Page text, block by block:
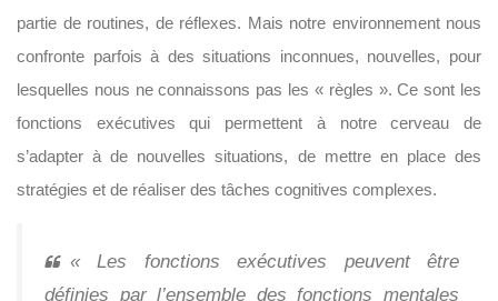
partie de routines, de réflexes. Mais notre environnement nous
confronte parfois à des situations inconnues, nouvelles, pour
lesquelles nous ne connaissons pas les « règles ». Ce sont les
fonctions exécutives qui permettent à notre cerveau de
s’adapter à de nouvelles situations, de mettre en place des
stratégies et de réaliser des tâches cognitives complexes.
« Les fonctions exécutives peuvent être
définies par l’ensemble des fonctions mentales